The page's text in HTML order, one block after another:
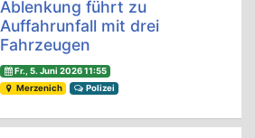
Ablenkung führt zu
Auffahrunfall mit drei
Fahrzeugen
Fr., 5. Juni 2026 11:55
Merzenich
Polizei